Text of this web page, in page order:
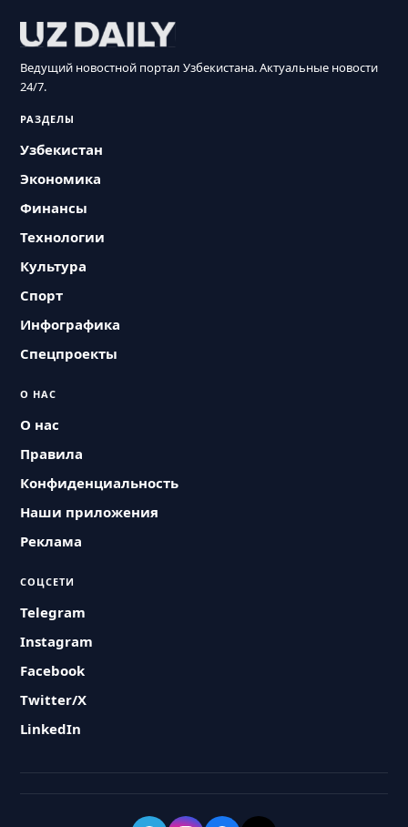
Ведущий новостной портал Узбекистана. Актуальные новости
24/7.
РАЗДЕЛЫ
Узбекистан
Экономика
Финансы
Технологии
Культура
Спорт
Инфографика
Спецпроекты
О НАС
О нас
Правила
Конфиденциальность
Наши приложения
Реклама
СОЦСЕТИ
Telegram
Instagram
Facebook
Twitter/X
LinkedIn